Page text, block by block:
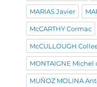
MARIAS Javier
McCARTHY Cormac
McCULLOUGH
MONTAIGNE Michel
MUÑOZ MOLINA